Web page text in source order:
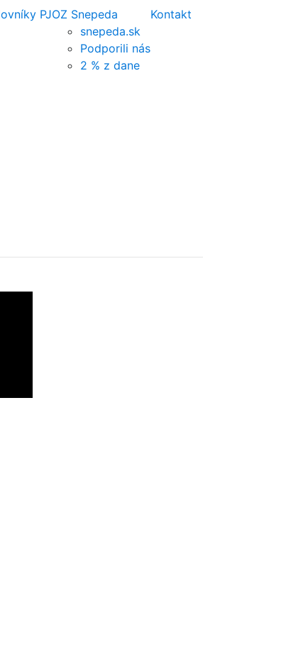
PJOZ Snepeda
snepeda.sk
Podporili nás
2 % z dane
Kontakt